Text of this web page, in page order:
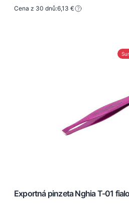
Cena z 30 dnů:6,13 €
Exportná pinzeta Nghia T-01